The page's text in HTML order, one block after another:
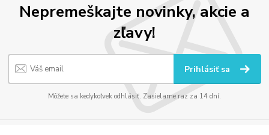
Nepremeškajte novinky, akcie a
zľavy!
Prihlásiť sa
Môžete sa kedykoľvek odhlásiť. Zasielame raz za 14 dní.